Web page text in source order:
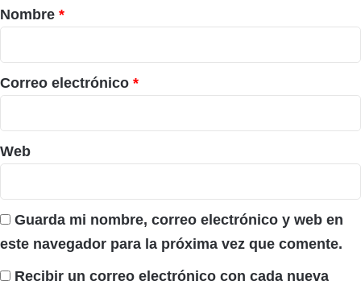
r
i
o
*
Nombre *
Correo electrónico *
Web
Guarda mi nombre, correo electrónico y web en
este navegador para la próxima vez que comente.
Recibir un correo electrónico con cada nueva